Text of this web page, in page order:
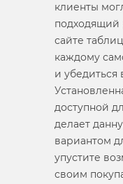
клиенты
подходящий
сайте
каждому
и убедиться
доступной
делает
вариантом
упустите
своим